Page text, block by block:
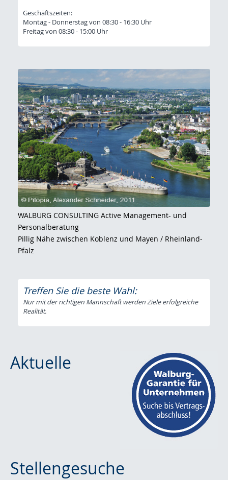
Geschäftszeiten:
Montag - Donnerstag von 08:30 - 16:30 Uhr
Freitag von 08:30 - 15:00 Uhr
WALBURG CONSULTING Active Management- und
Personalberatung
Pillig Nähe zwischen Koblenz und Mayen / Rheinland-
Pfalz
Treffen Sie die beste Wahl:
Nur mit der richtigen Mannschaft werden Ziele erfolgreiche
Realität.
Aktuelle
Stellengesuche